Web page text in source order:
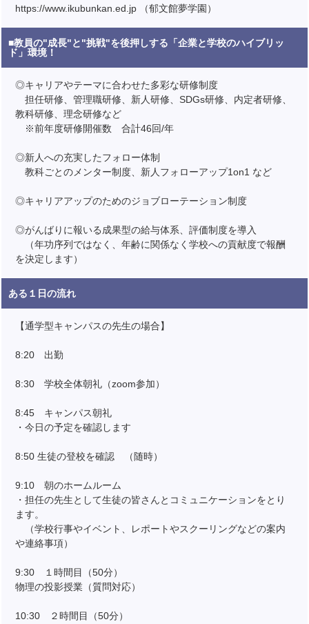
https://www.ikubunkan.ed.jp （郁文館夢学園）
■教員の"成長"と"挑戦"を後押しする「企業と学校のハイブリッ
ド」環境！
◎キャリアやテーマに合わせた多彩な研修制度
担任研修、管理職研修、新人研修、SDGs研修、内定者研修、
教科研修、理念研修など
※前年度研修開催数 合計46回/年
◎新人への充実したフォロー体制
教科ごとのメンター制度、新人フォローアップ1on1 など
◎キャリアアップのためのジョブローテーション制度
◎がんばりに報いる成果型の給与体系、評価制度を導入
（年功序列ではなく、年齢に関係なく学校への貢献度で報酬
を決定します）
ある１日の流れ
【通学型キャンパスの先生の場合】
8:20 出勤
8:30 学校全体朝礼（zoom参加）
8:45 キャンパス朝礼
・今日の予定を確認します
8:50 生徒の登校を確認 （随時）
9:10 朝のホームルーム
・担任の先生として生徒の皆さんとコミュニケーションをとり
ます。
（学校行事やイベント、レポートやスクーリングなどの案内
や連絡事項）
9:30 １時間目（50分）
物理の投影授業（質問対応）
10:30 ２時間目（50分）